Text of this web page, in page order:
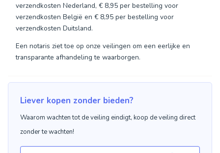
verzendkosten Nederland, € 8,95 per bestelling voor
verzendkosten België en € 8,95 per bestelling voor
verzendkosten Duitsland.
Een notaris ziet toe op onze veilingen om een eerlijke en
transparante afhandeling te waarborgen.
Liever kopen zonder bieden?
Waarom wachten tot de veiling eindigt, koop de veiling direct
zonder te wachten!